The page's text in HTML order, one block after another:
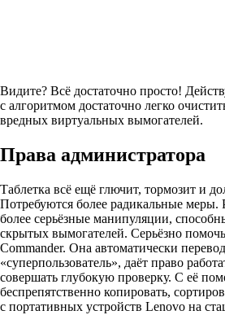
Видите? Всё достаточно просто!
с алгоритмом достаточно легко
вредных виртуальных вымогателей.
Права администратора
Таблетка всё ещё глючит, тормозит и
Потребуются более радикальные меры.
более серьёзные манипуляции,
скрытых вымогателей. Серьёзно
Commander. Она автоматически
«суперпользователь», даёт право
совершать глубокую проверку. С её
беспрепятственно копировать,
с портативных устройств Lenovo на